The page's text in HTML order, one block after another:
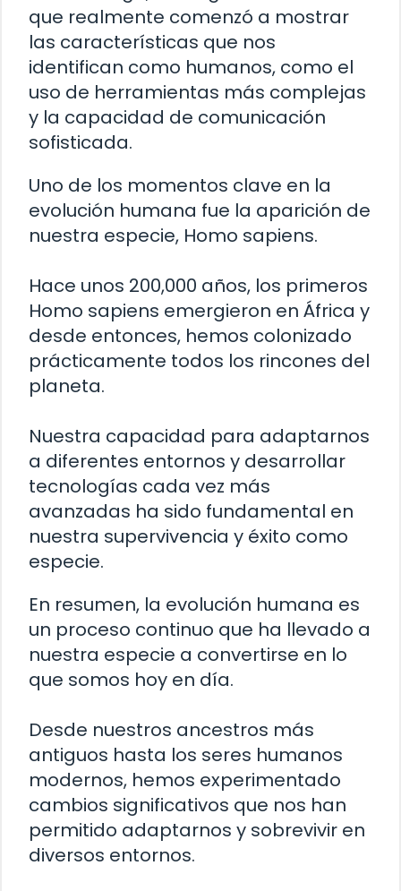
que realmente comenzó a mostrar
las características que nos
identifican como humanos, como el
uso de herramientas más complejas
y la capacidad de comunicación
sofisticada.
Uno de los momentos clave en la
evolución humana fue la aparición de
nuestra especie, Homo sapiens.
Hace unos 200,000 años, los primeros
Homo sapiens emergieron en África y
desde entonces, hemos colonizado
prácticamente todos los rincones del
planeta.
Nuestra capacidad para adaptarnos
a diferentes entornos y desarrollar
tecnologías cada vez más
avanzadas ha sido fundamental en
nuestra supervivencia y éxito como
especie.
En resumen, la evolución humana es
un proceso continuo que ha llevado a
nuestra especie a convertirse en lo
que somos hoy en día.
Desde nuestros ancestros más
antiguos hasta los seres humanos
modernos, hemos experimentado
cambios significativos que nos han
permitido adaptarnos y sobrevivir en
diversos entornos.